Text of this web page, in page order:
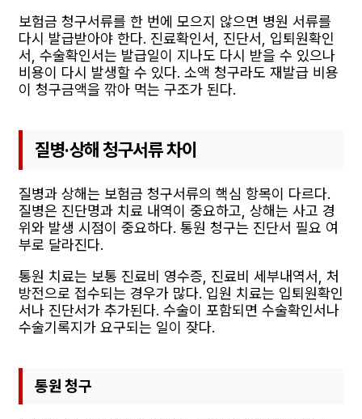
보험금 청구서류를 한 번에 모으지 않으면 병원 서류를
다시 발급받아야 한다. 진료확인서, 진단서, 입퇴원확인
서, 수술확인서는 발급일이 지나도 다시 받을 수 있으나
비용이 다시 발생할 수 있다. 소액 청구라도 재발급 비용
이 청구금액을 깎아 먹는 구조가 된다.
질병·상해 청구서류 차이
질병과 상해는 보험금 청구서류의 핵심 항목이 다르다.
질병은 진단명과 치료 내역이 중요하고, 상해는 사고 경
위와 발생 시점이 중요하다. 통원 청구는 진단서 필요 여
부로 달라진다.
통원 치료는 보통 진료비 영수증, 진료비 세부내역서, 처
방전으로 접수되는 경우가 많다. 입원 치료는 입퇴원확인
서나 진단서가 추가된다. 수술이 포함되면 수술확인서나
수술기록지가 요구되는 일이 잦다.
통원 청구